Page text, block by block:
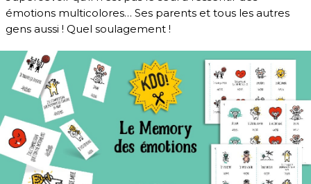
émotions multicolores… Ses parents et tous les autres
gens aussi ! Quel soulagement !